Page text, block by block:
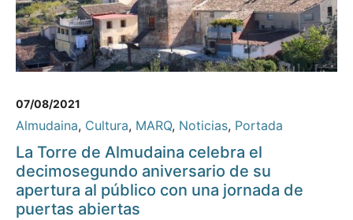
07/08/2021
Almudaina, Cultura, MARQ, Noticias, Portada
La Torre de Almudaina celebra el
decimosegundo aniversario de su
apertura al público con una jornada de
puertas abiertas